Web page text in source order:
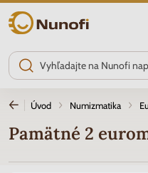
Nunofi.sk
Úvod Numizmatika
Pamätné 2